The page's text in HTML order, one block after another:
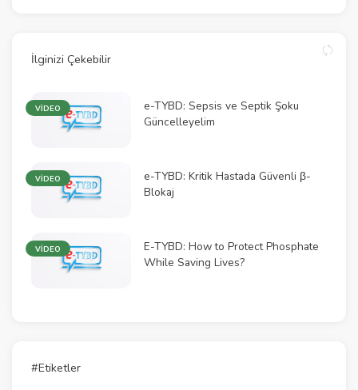
İlginizi Çekebilir
VİDEO
e-TYBD: Sepsis ve Septik Şoku
Güncelleyelim
VİDEO
e-TYBD: Kritik Hastada Güvenli β-
Blokaj
VİDEO
E-TYBD: How to Protect Phosphate
While Saving Lives?
#Etiketler